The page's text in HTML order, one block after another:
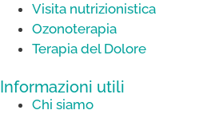
Visita nutrizionistica
Ozonoterapia
Terapia del Dolore
Informazioni utili
Chi siamo